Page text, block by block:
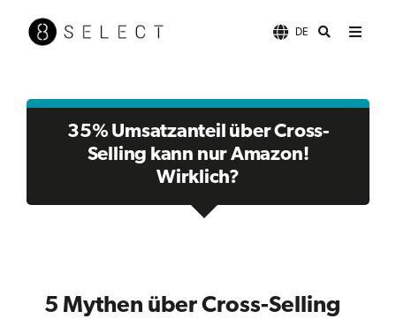
DE
35% Umsatzanteil über Cross-
Selling kann nur Amazon!
Wirklich?
5 Mythen über Cross-Selling